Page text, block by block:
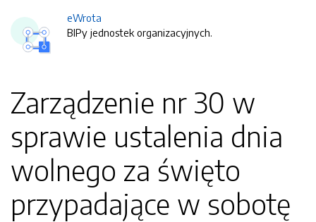
eWrota
BIPy jednostek organizacyjnych.
Zarządzenie nr 30 w
sprawie ustalenia dnia
wolnego za święto
przypadające w sobotę